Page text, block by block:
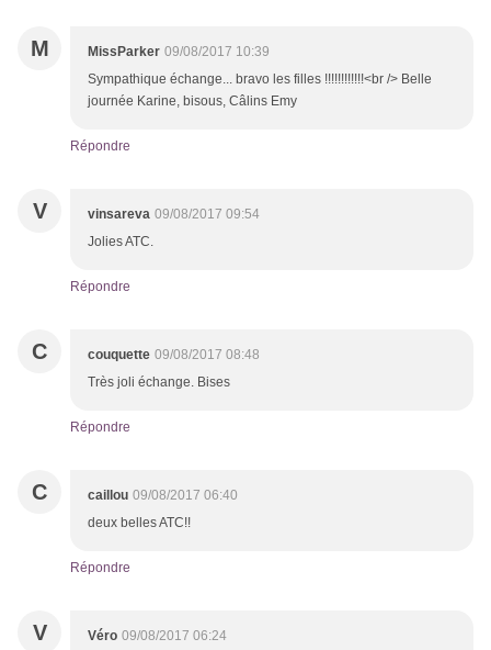
M MissParker 09/08/2017 10:39
Sympathique échange... bravo les filles !!!!!!!!!!!!<br /> Belle
journée Karine, bisous, Câlins Emy
Répondre
V vinsareva 09/08/2017 09:54
Jolies ATC.
Répondre
C couquette 09/08/2017 08:48
Très joli échange. Bises
Répondre
C caillou 09/08/2017 06:40
deux belles ATC!!
Répondre
V Véro 09/08/2017 06:24